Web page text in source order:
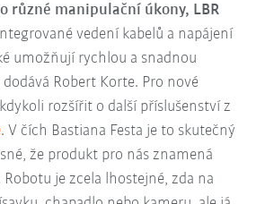
různé manipulační úkony, LBR
vedení kabelů a napájení
umožňují rychlou a snadnou
Robert Korte. Pro nové
rozšířit o další příslušenství z
. V čích Bastiana Festa je to skutečný
že produkt pro nás znamená
je zcela lhostejné, zda na